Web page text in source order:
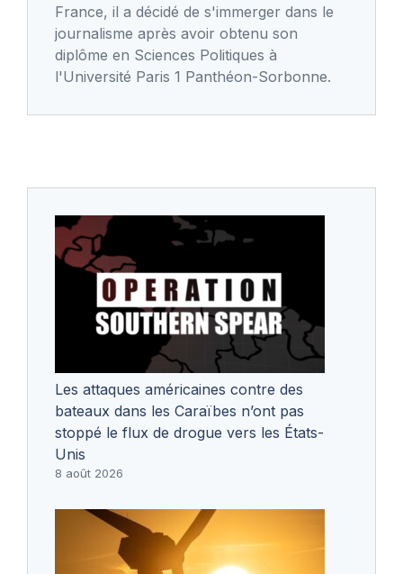
France, il a décidé de s'immerger dans le
journalisme après avoir obtenu son
diplôme en Sciences Politiques à
l'Université Paris 1 Panthéon-Sorbonne.
Les attaques américaines contre des
bateaux dans les Caraïbes n’ont pas
stoppé le flux de drogue vers les États-
Unis
8 août 2026